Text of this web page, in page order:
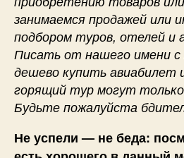
занимаемся продажей или
подбором туров, отелей и
Писать от нашего имени с
дешево купить авиабилет
горящий тур могут
Будьте пожалуйста
Не успели — не беда: